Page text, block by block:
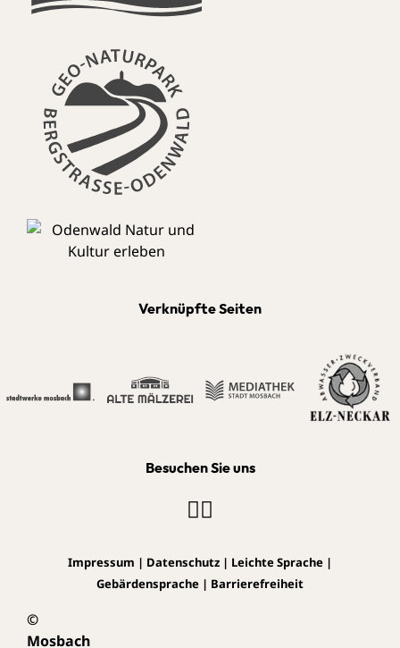
Verknüpfte Seiten
Besuchen Sie uns
©
Mosbach
Impressum | Datenschutz | Leichte Sprache |
Gebärdensprache | Barrierefreiheit